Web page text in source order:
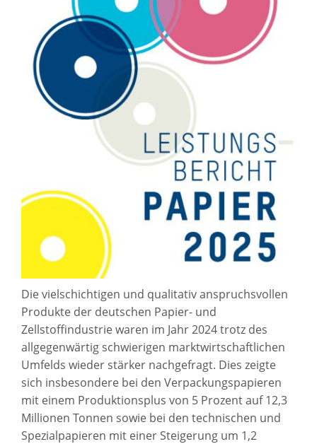
Die vielschichtigen und qualitativ anspruchsvollen
Produkte der deutschen Papier- und
Zellstoffindustrie waren im Jahr 2024 trotz des
allgegenwärtig schwierigen marktwirtschaftlichen
Umfelds wieder stärker nachgefragt. Dies zeigte
sich insbesondere bei den Verpackungspapieren
mit einem Produktionsplus von 5 Prozent auf 12,3
Millionen Tonnen sowie bei den technischen und
Spezialpapieren mit einer Steigerung um 1,2